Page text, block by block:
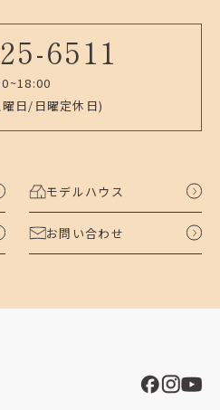
6511
日/日曜定休日)
モデルハウス
お問い合わせ